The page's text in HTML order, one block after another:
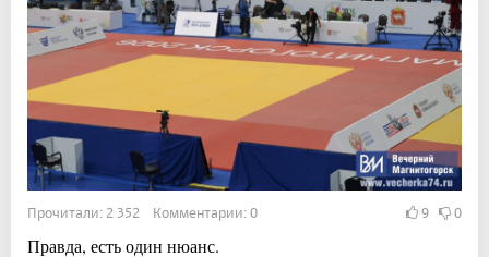
Прочитали: 2 352 Комментарии: 0 9 0
Правда, есть один нюанс.